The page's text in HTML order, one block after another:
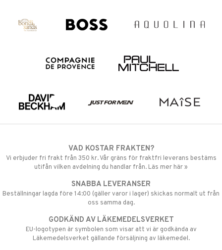
VAD KOSTAR FRAKTEN?
Vi erbjuder fri frakt från 350 kr. Vår gräns för fraktfri leverans bestäms
utifån vilken avdelning du handlar från. Läs mer här »
SNABBA LEVERANSER
Beställningar lagda före 14:00 (gäller varor i lager) skickas normalt ut från
oss samma dag.
GODKÄND AV LÄKEMEDELSVERKET
EU-logotypen är symbolen som visar att vi är godkända av
Läkemedelsverket gällande försäljning av läkemedel.